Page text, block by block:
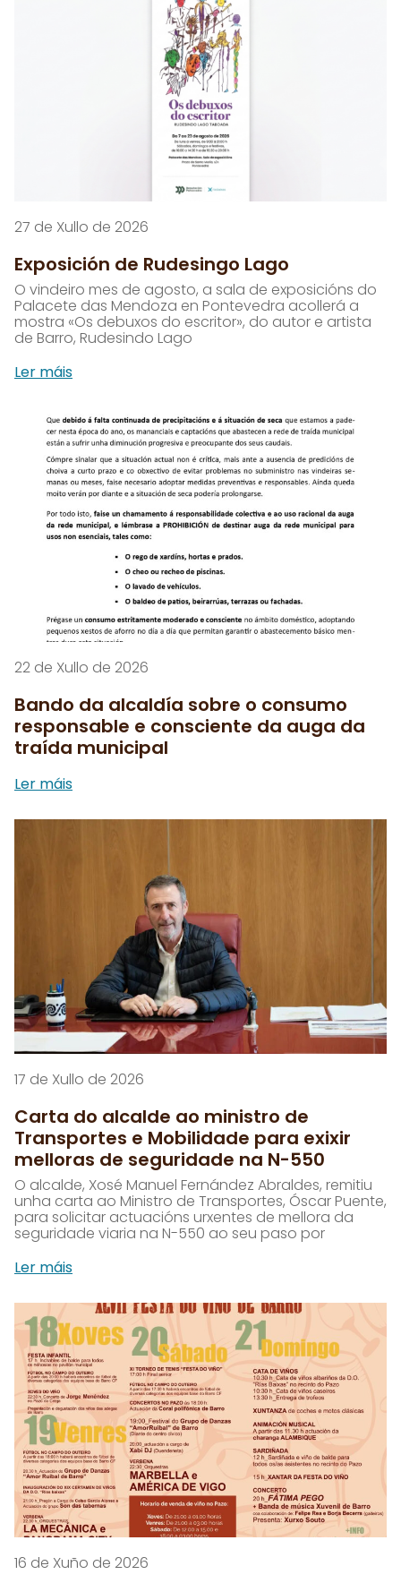
27 de Xullo de 2026
Exposición de Rudesingo Lago
O vindeiro mes de agosto, a sala de exposicións do
Palacete das Mendoza en Pontevedra acollerá a
mostra «Os debuxos do escritor», do autor e artista
de Barro, Rudesindo Lago
Ler máis
22 de Xullo de 2026
Bando da alcaldía sobre o consumo
responsable e consciente da auga da
traída municipal
Ler máis
17 de Xullo de 2026
Carta do alcalde ao ministro de
Transportes e Mobilidade para exixir
melloras de seguridade na N-550
O alcalde, Xosé Manuel Fernández Abraldes, remitiu
unha carta ao Ministro de Transportes, Óscar Puente,
para solicitar actuacións urxentes de mellora da
seguridade viaria na N-550 ao seu paso por
Ler máis
16 de Xuño de 2026